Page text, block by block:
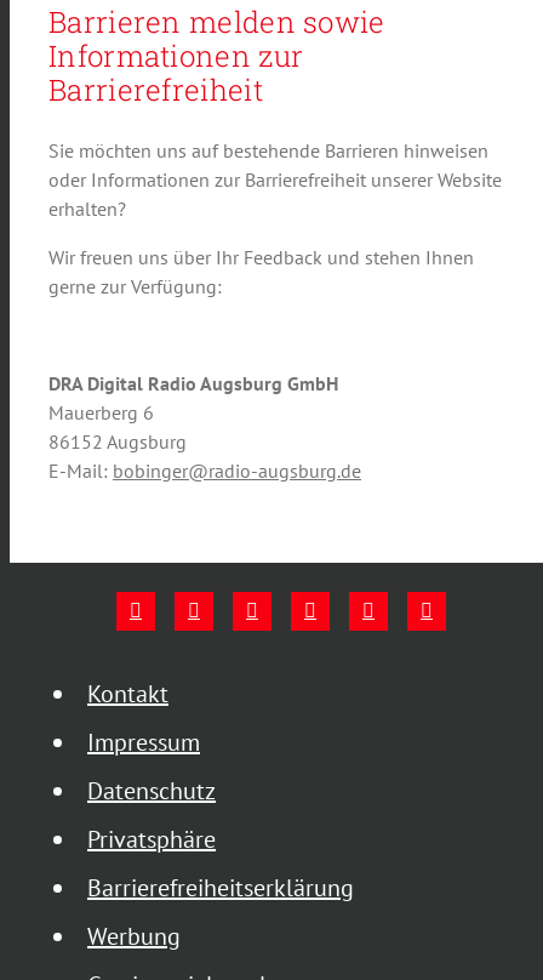
Barrieren melden sowie
Informationen zur
Barrierefreiheit
Sie möchten uns auf bestehende Barrieren hinweisen
oder Informationen zur Barrierefreiheit unserer Website
erhalten?
Wir freuen uns über Ihr Feedback und stehen Ihnen
gerne zur Verfügung:
DRA Digital Radio Augsburg GmbH
Mauerberg 6
86152 Augsburg
E-Mail: bobinger@radio-augsburg.de
Kontakt
Impressum
Datenschutz
Privatsphäre
Barrierefreiheitserklärung
Werbung